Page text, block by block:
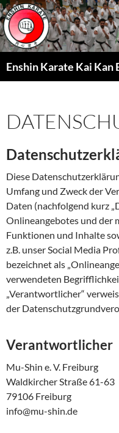
Zum
Inhalt
springen
Enshin Karate Kai Kan
Diese
Umfang und Zweck der
Daten (nachfolgend kurz
Onlineangebotes und der
Funktionen und Inhalte
z.B. unser Social Media
bezeichnet als
verwendeten
„Verantwortlicher“
der
Verantwortlicher
Mu-Shin e. V. Freiburg
Waldkircher Straße 61-63
79106 Freiburg
info@mu-shin.de